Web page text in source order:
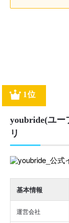
1位
youbride(ユー
リ
基本情報
運営会社